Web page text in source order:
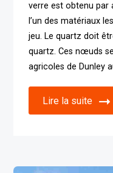
verre est obtenu par
l’un des matériaux
jeu. Le quartz doit
quartz. Ces nœuds
agricoles de Dunley
Lire la suite